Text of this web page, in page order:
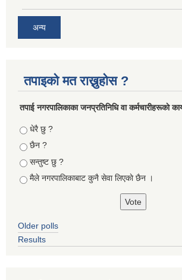
अन्य
तपाइको मत राख्नुहोस ?
तपा‌ई नगरपालिकाका जनप्रतिनिधि वा कर्मचारीहरूकाे
Choices
धेरै छु ?
छैन ?
सन्तुष्ट छु ?
मैले नगरपालिकाबाट कुनै सेवा लिएकाे छैन ।
Older polls
Results